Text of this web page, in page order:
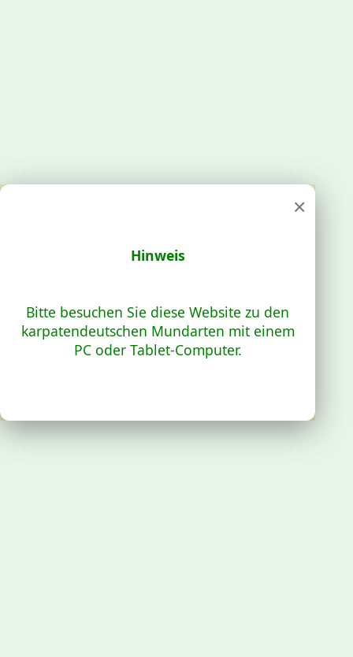
×
Hinweis
Bitte besuchen Sie diese Website zu den
karpatendeutschen Mundarten mit einem
PC oder Tablet-Computer.